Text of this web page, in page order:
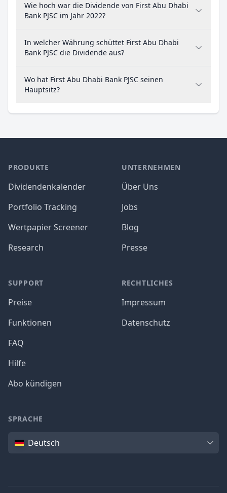
Wie hoch war die Dividende von First Abu Dhabi
Bank PJSC im Jahr 2022?
In welcher Währung schüttet First Abu Dhabi
Bank PJSC die Dividende aus?
Wo hat First Abu Dhabi Bank PJSC seinen
Hauptsitz?
PRODUKTE
Dividendenkalender
Portfolio Tracking
Wertpapier Screener
Research
SUPPORT
Preise
Funktionen
FAQ
Hilfe
Abo kündigen
UNTERNEHMEN
Über Uns
Jobs
Blog
Presse
RECHTLICHES
Impressum
Datenschutz
SPRACHE
SpracheDeutsch